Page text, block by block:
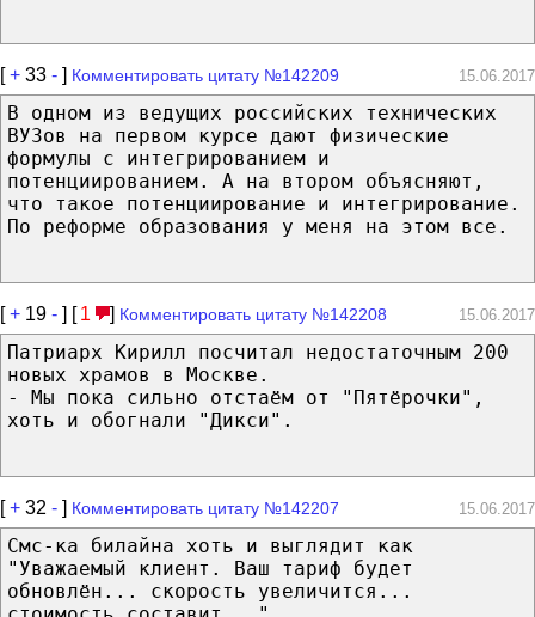
[+ 33 - ] Комментировать цитату №142209 15.06.2017
В одном из ведущих российских технических
ВУЗов на первом курсе дают физические
формулы с интегрированием и
потенциированием. А на втором объясняют,
что такое потенциирование и интегрирование.
По реформе образования у меня на этом все.
[+ 19 - ] [ 1 ] Комментировать цитату №142208 15.06.2017
Патриарх Кирилл посчитал недостаточным 200
новых храмов в Москве.
- Мы пока сильно отстаём от "Пятёрочки",
хоть и обогнали "Дикси".
[+ 32 - ] Комментировать цитату №142207 15.06.2017
Смс-ка билайна хоть и выглядит как
"Уважаемый клиент. Ваш тариф будет
обновлён... скорость увеличится...